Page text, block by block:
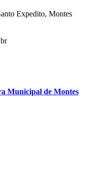
Expedito, Montes
Municipal de Montes